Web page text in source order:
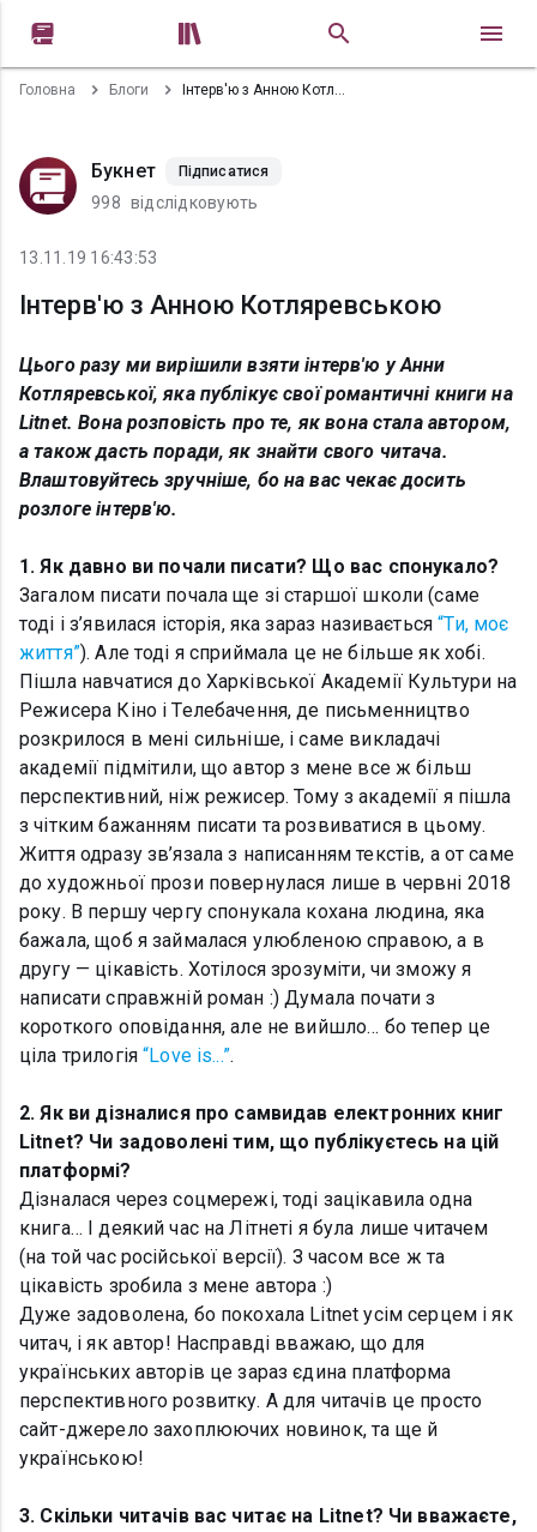
 
Головна Блоги Інтерв'ю з Анною Котляревською
Букнет Підписатися
998 відслідковують
13.11.19 16:43:53
Інтерв'ю з Анною Котляревською
Цього разу ми вирішили взяти інтерв'ю у Анни
Котляревської, яка публікує свої романтичні книги на
Litnet. Вона розповість про те, як вона стала автором,
а також дасть поради, як знайти свого читача.
Влаштовуйтесь зручніше, бо на вас чекає досить
розлоге інтерв'ю.
1. Як давно ви почали писати? Що вас спонукало?
Загалом писати почала ще зі старшої школи (саме
тоді і з’явилася історія, яка зараз називається“Ти, моє
життя”). Але тоді я сприймала це не більше як хобі.
Пішла навчатися до Харківської Академії Культури на
Режисера Кіно і Телебачення, де письменництво
розкрилося в мені сильніше, і саме викладачі
академії підмітили, що автор з мене все ж більш
перспективний, ніж режисер. Тому з академії я пішла
з чітким бажанням писати та розвиватися в цьому.
Життя одразу зв’язала з написанням текстів, а от саме
до художньої прози повернулася лише в червні 2018
року. В першу чергу спонукала кохана людина, яка
бажала, щоб я займалася улюбленою справою, а в
другу — цікавість. Хотілося зрозуміти, чи зможу я
написати справжній роман :) Думала почати з
короткого оповідання, але не вийшло… бо тепер це
ціла трилогія“Love is...”.
2. Як ви дізналися про самвидав електронних книг
Litnet? Чи задоволені тим, що публікуєтесь на цій
платформі?
Дізналася через соцмережі, тоді зацікавила одна
книга… І деякий час на Літнеті я була лише читачем
(на той час російської версії). З часом все ж та
цікавість зробила з мене автора :)
Дуже задоволена, бо покохала Litnet усім серцем і як
читач, і як автор! Насправді вважаю, що для
українських авторів це зараз єдина платформа
перспективного розвитку. А для читачів це просто
сайт-джерело захоплюючих новинок, та ще й
українською!
3. Скільки читачів вас читає на Litnet? Чи вважаєте,